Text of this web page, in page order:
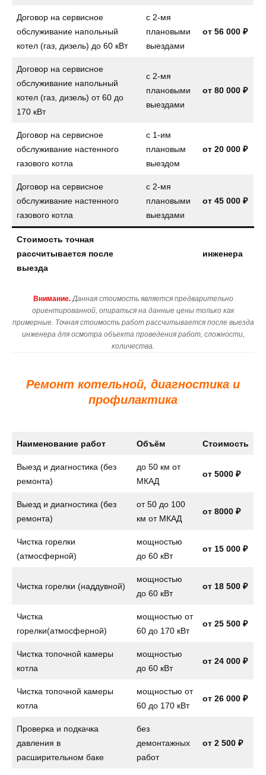
Договор на сервисное
обслуживание напольный
котел (газ, дизель) до 60 кВт
с 2-мя
плановыми
выездами
от 56 000 ₽
Договор на сервисное
обслуживание напольный
котел (газ, дизель) от 60 до
170 кВт
с 2-мя
плановыми
выездами
от 80 000 ₽
Договор на сервисное
обслуживание настенного
газового котла
с 1-им
плановым
выездом
от 20 000 ₽
Договор на сервисное
обслуживание настенного
газового котла
с 2-мя
плановыми
выездами
от 45 000 ₽
Стоимость точная
рассчитывается после
выезда
инженера
Внимание. Данная стоимость является предварительно
ориентированной, опираться на данные цены только как
примерные. Точная стоимость работ рассчитывается после выезда
инженера для осмотра объекта проведения работ, сложности,
количества.
Ремонт котельной, диагностика и
профилактика
Наименование работ Объём Стоимость
Выезд и диагностика (без
ремонта)
до 50 км от
МКАД
от 5000 ₽
Выезд и диагностика (без
ремонта)
от 50 до 100
км от МКАД
от 8000 ₽
Чистка горелки
(атмосферной)
мощностью
до 60 кВт
от 15 000 ₽
Чистка горелки (наддувной)
мощностью
до 60 кВт
от 18 500 ₽
Чистка
горелки(атмосферной)
мощностью от
60 до 170 кВт
от 25 500 ₽
Чистка топочной камеры
котла
мощностью
до 60 кВт
от 24 000 ₽
Чистка топочной камеры
котла
мощностью от
60 до 170 кВт
от 26 000 ₽
Проверка и подкачка
давления в
расширительном баке
без
демонтажных
работ
от 2 500 ₽